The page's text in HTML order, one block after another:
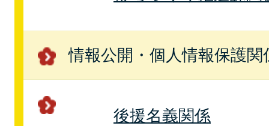
情報公開・個人情報保護関
後援名義関係